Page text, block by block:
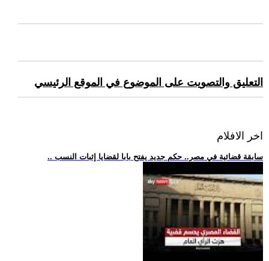
التعليق والتصويت على الموضوع في الموقع الرئيسي
اخر الافلام
.. سابقة قضائية في مصر.. حكم جديد يفتح بابا لقضايا إثبات النسب